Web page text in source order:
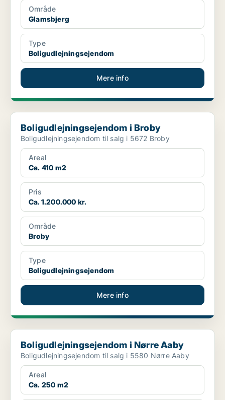
Område
Glamsbjerg
Type
Boligudlejningsejendom
Mere info
Boligudlejningsejendom i Broby
Boligudlejningsejendom i Broby
Boligudlejningsejendom til salg i 5672 Broby
Areal
Ca. 410 m2
Pris
Ca. 1.200.000 kr.
Område
Broby
Type
Boligudlejningsejendom
Mere info
Boligudlejningsejendom i Nørre Aaby
Boligudlejningsejendom i Nørre Aaby
Boligudlejningsejendom til salg i 5580 Nørre Aaby
Areal
Ca. 250 m2